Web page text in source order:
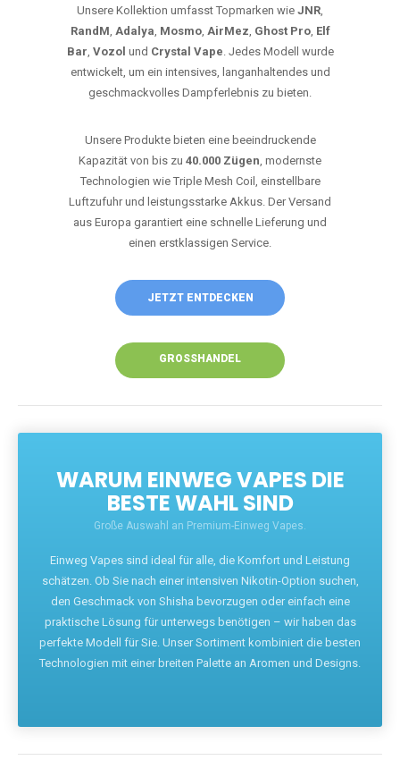
Unsere Kollektion umfasst Topmarken wie JNR,
RandM, Adalya, Mosmo, AirMez, Ghost Pro, Elf
Bar, Vozol und Crystal Vape. Jedes Modell wurde
entwickelt, um ein intensives, langanhaltendes und
geschmackvolles Dampferlebnis zu bieten.
Unsere Produkte bieten eine beeindruckende
Kapazität von bis zu 40.000 Zügen, modernste
Technologien wie Triple Mesh Coil, einstellbare
Luftzufuhr und leistungsstarke Akkus. Der Versand
aus Europa garantiert eine schnelle Lieferung und
einen erstklassigen Service.
JETZT ENTDECKEN
GROSSHANDEL
WARUM EINWEG VAPES DIE
BESTE WAHL SIND
Große Auswahl an Premium-Einweg Vapes.
Einweg Vapes sind ideal für alle, die Komfort und Leistung
schätzen. Ob Sie nach einer intensiven Nikotin-Option suchen,
den Geschmack von Shisha bevorzugen oder einfach eine
praktische Lösung für unterwegs benötigen – wir haben das
perfekte Modell für Sie. Unser Sortiment kombiniert die besten
Technologien mit einer breiten Palette an Aromen und Designs.